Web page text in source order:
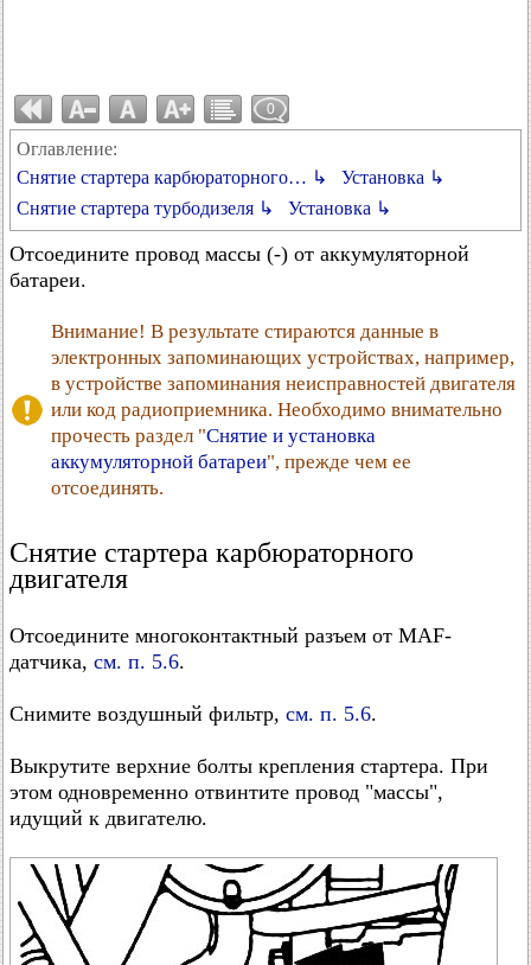
0
Оглавление:
Снятие стартера карбюраторного… ↳
Установка ↳
Снятие стартера турбодизеля ↳
Установка ↳
Отсоедините провод массы (-) от аккумуляторной
батареи.
Внимание! В результате стираются данные в
электронных запоминающих устройствах, например,
в устройстве запоминания неисправностей двигателя
или код радиоприемника. Необходимо внимательно
прочесть раздел "Снятие и установка
аккумуляторной батареи", прежде чем ее
отсоединять.
Снятие стартера карбюраторного
двигателя
Отсоедините многоконтактный разъем от MAF-
датчика, см. п. 5.6.
Снимите воздушный фильтр, см. п. 5.6.
Выкрутите верхние болты крепления стартера. При
этом одновременно отвинтите провод "массы",
идущий к двигателю.